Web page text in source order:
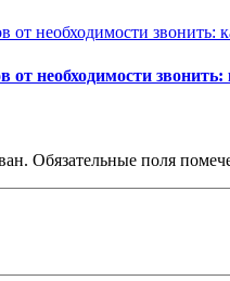
необходимости
Обязательные поля